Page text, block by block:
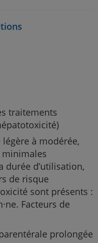
traitements
légère à modérée,
durée d’utilisation,
de risque
sont présents :
Facteurs de
prolongée